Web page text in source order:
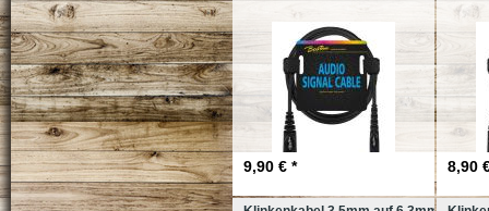
9,90 € * 8,90